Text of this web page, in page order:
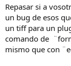
Repasar si a
un bug de esos
un tiff para un
comando de
mismo que con